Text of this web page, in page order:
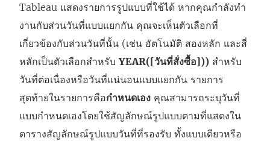
Tableau แสดงรายการรูปแบบที่ใช้ได้ หากคุณกําลังทํา
งานกับส่วนวันที่แบบแยกกัน คุณจะเห็นตัวเลือกที่
เกี่ยวข้องกับส่วนวันที่นั้น (เช่น อัตโนมัติ สองหลัก และสี่
หลักเป็นตัวเลือกสําหรับYEAR([วันที่สั่งซื้อ])) สําหรับ
วันที่ต่อเนื่องหรือวันที่แน่นอนแบบแยกกัน รายการ
สุดท้ายในรายการคือกําหนดเอง คุณสามารถระบุวันที่
แบบกำหนดเองโดยใช้สัญลักษณ์รูปแบบตามที่แสดงใน
ตารางสัญลักษณ์รูปแบบวันที่ที่รองรับ ทั้งแบบเดียวหรือ